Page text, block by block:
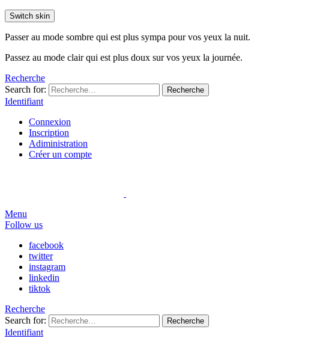
Switch skin
Passer au mode sombre qui est plus sympa pour vos yeux la nuit.
Passez au mode clair qui est plus doux sur vos yeux la journée.
Recherche
Search for:
Recherche
Identifiant
Connexion
Inscription
Adiministration
Créer un compte
Menu
Follow us
facebook
twitter
instagram
linkedin
tiktok
Recherche
Search for:
Recherche
Identifiant